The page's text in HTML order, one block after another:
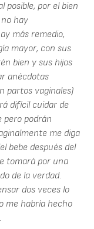
posible, por el bien
no hay
más remedio,
mayor, con sus
bien y sus hijos
anécdotas
partos vaginales)
difícil cuidar de
pero podrán
me diga
bebe después del
tomará por una
de la verdad.
dos veces lo
me habría hecho